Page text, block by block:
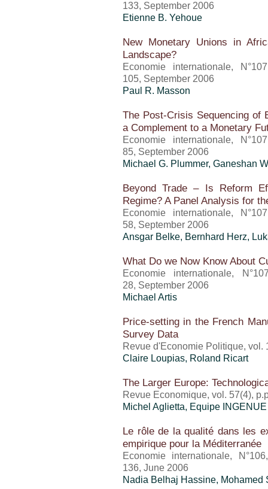
133, September 2006
Etienne B. Yehoue
New Monetary Unions in
Landscape?
Economie internationale,
105, September 2006
Paul R. Masson
The Post-Crisis Sequencing of
a Complement to a Monetary
Economie internationale,
85, September 2006
Michael G. Plummer, Ganeshan
Beyond Trade – Is Reform
Regime? A Panel Analysis for
Economie internationale,
58, September 2006
Ansgar Belke, Bernhard Herz,
What Do we Now Know About
Economie internationale,
28, September 2006
Michael Artis
Price-setting in the French
Survey Data
Revue d'Economie Politique, vol.
Claire Loupias, Roland Ricart
The Larger Europe:
Revue Economique, vol. 57(4),
Michel Aglietta, Equipe INGENUE
Le rôle de la qualité dans les
empirique pour la Méditerranée
Economie internationale,
136, June 2006
Nadia Belhaj Hassine, Mohamed